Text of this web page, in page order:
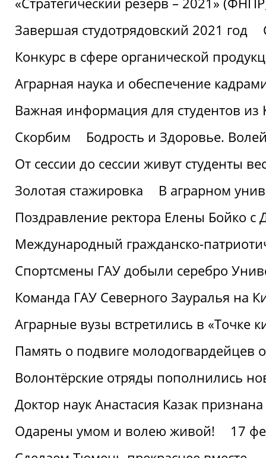
Завершая студотрядовский 2021 год
Конкурс в сфере органической
Аграрная наука и обеспечение
Важная информация для студентов из
Скорбим
Бодрость и Здоровье.
От сессии до сессии живут студенты
Золотая стажировка
В аграрном
Поздравление ректора Елены Бойко с
Международный гражданско-
Спортсмены ГАУ добыли серебро
Команда ГАУ Северного Зауралья на
Аграрные вузы встретились в «Точке
Память о подвиге молодогвардейцев
Волонтёрские отряды пополнились
Доктор наук Анастасия Казак
Одарены умом и волею живой!
17